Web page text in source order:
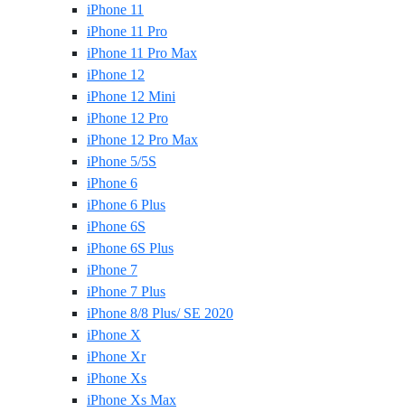
iPhone 11
iPhone 11 Pro
iPhone 11 Pro Max
iPhone 12
iPhone 12 Mini
iPhone 12 Pro
iPhone 12 Pro Max
iPhone 5/5S
iPhone 6
iPhone 6 Plus
iPhone 6S
iPhone 6S Plus
iPhone 7
iPhone 7 Plus
iPhone 8/8 Plus/ SE 2020
iPhone X
iPhone Xr
iPhone Xs
iPhone Xs Max